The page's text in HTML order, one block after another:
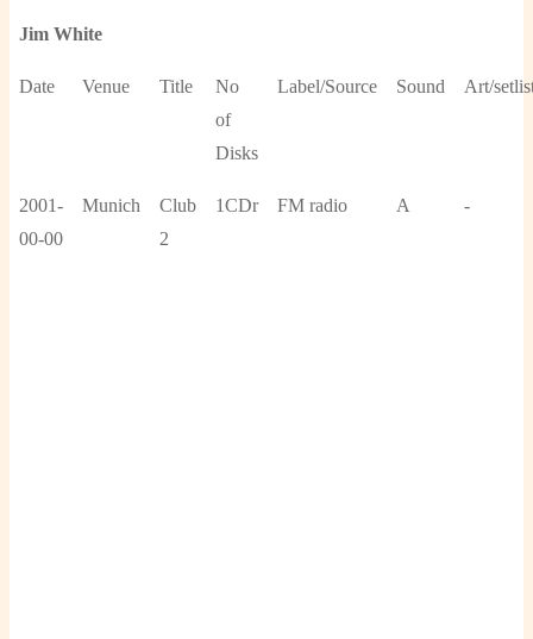
Jim White
Date Venue Title
No
of
Disks
Label/Source Sound Art/
2001-
00-00
Munich
Club
2
1CDr FM radio A -